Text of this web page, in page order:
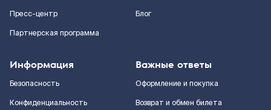
Пресс-центр
Партнерская программа
Блог
Информация
Безопасность
Конфиденциальность
Важные ответы
Оформление и покупка
Возврат и обмен билета